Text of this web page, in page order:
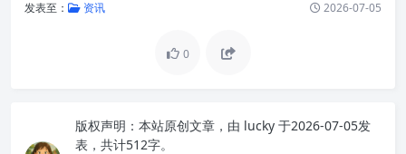
发表至： 资讯 2026-07-05
0
版权声明： 本站原创文章，由 lucky 于2026-07-05发
表，共计512字。